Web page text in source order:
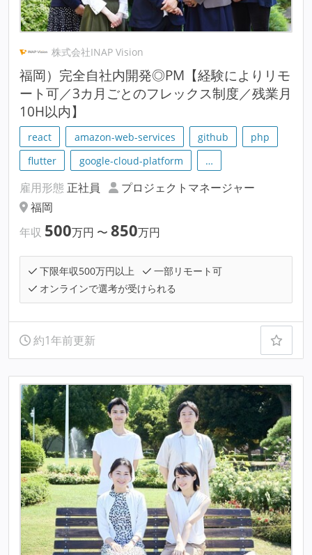
株式会社INAP Vision
福岡）完全自社内開発◎PM【経験によりリモ
ート可／3カ月ごとのフレックス制度／残業月
10H以内】
react amazon-web-services github
php
flutter
google-cloud-platform …
雇用形態 正社員
プロジェクトマネージャー
福岡
年収 500万円 〜 850万円
下限年収500万円以上
一部リモート可
オンラインで選考が受けられる
約1年前更新